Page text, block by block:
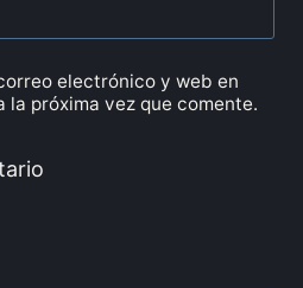
electrónico y web en
la próxima vez que comente.